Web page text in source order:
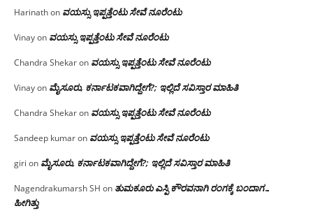
Harinathon ವಯಸ್ಸು ಇಪ್ಪತ್ತೆಂಟು ಸೇವೆ ನೂರೆಂಟು
Vinayon ವಯಸ್ಸು ಇಪ್ಪತ್ತೆಂಟು ಸೇವೆ ನೂರೆಂಟು
Chandra Shekaron ವಯಸ್ಸು ಇಪ್ಪತ್ತೆಂಟು ಸೇವೆ ನೂರೆಂಟು
Vinayon ಮೈಸೂರು, ಕರ್ನಾಟಕವಾಗಿದ್ದೇಗೆ?; ಇಲ್ಲಿದೆ ಸವಿಸ್ತಾರ ಮಾಹಿತಿ
Chandra Shekaron ವಯಸ್ಸು ಇಪ್ಪತ್ತೆಂಟು ಸೇವೆ ನೂರೆಂಟು
Sandeep kumaron ವಯಸ್ಸು ಇಪ್ಪತ್ತೆಂಟು ಸೇವೆ ನೂರೆಂಟು
giri on ಮೈಸೂರು, ಕರ್ನಾಟಕವಾಗಿದ್ದೇಗೆ?; ಇಲ್ಲಿದೆ ಸವಿಸ್ತಾರ ಮಾಹಿತಿ
Nagendrakumarsh SH on ತುಮಕೂರು ಎಸ್ಪಿ ಕೌರವನಾಗಿ ರಂಗಕ್ಕೆ ಬಂದಾಗ…
ಹೀಗಿತ್ತು